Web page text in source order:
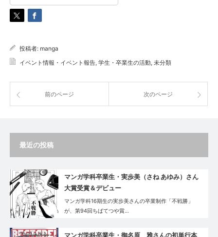
投稿者: manga
イベント情報・イベント報告, 学生・卒業生の活動, 未分類
前のページ 次のページ
最近の投稿
マンガ学科卒業生・実歩美（さね あゆみ）さん
大賞受賞＆デビュー
マンガ学科16期生の実歩美さんの卒業制作「不戦勝」
が、第94回ちばてつや賞…
マンガ学科卒業生・御名原 雅さんの初単行本